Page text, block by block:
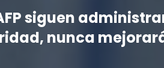
siguen
nunca